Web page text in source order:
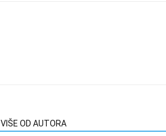
VIŠE OD AUTORA